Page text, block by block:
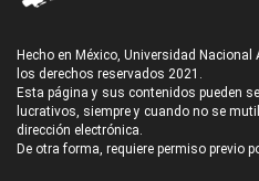
Hecho en México, Universidad
los derechos reservados 2021.
Esta página y sus contenidos pueden
lucrativos, siempre y cuando no se
dirección electrónica.
De otra forma, requiere permiso previo